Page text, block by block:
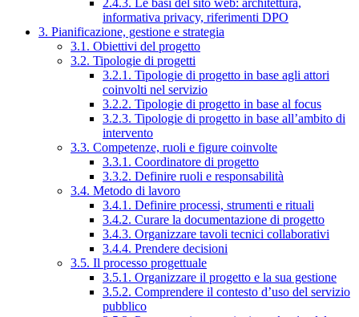
2.4.3. Le basi del sito web: architettura,
informativa privacy, riferimenti DPO
3. Pianificazione, gestione e strategia
3.1. Obiettivi del progetto
3.2. Tipologie di progetti
3.2.1. Tipologie di progetto in base agli attori
coinvolti nel servizio
3.2.2. Tipologie di progetto in base al focus
3.2.3. Tipologie di progetto in base all’ambito di
intervento
3.3. Competenze, ruoli e figure coinvolte
3.3.1. Coordinatore di progetto
3.3.2. Definire ruoli e responsabilità
3.4. Metodo di lavoro
3.4.1. Definire processi, strumenti e rituali
3.4.2. Curare la documentazione di progetto
3.4.3. Organizzare tavoli tecnici collaborativi
3.4.4. Prendere decisioni
3.5. Il processo progettuale
3.5.1. Organizzare il progetto e la sua gestione
3.5.2. Comprendere il contesto d’uso del servizio
pubblico